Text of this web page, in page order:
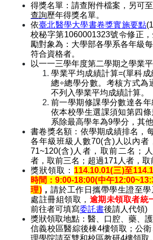
得獎名單：請查附件檔案，另可至
查詢歷年得獎名單。
依臺北醫學大學書卷獎實施要點
校秘字第1060001323號令修正
勵對象為：大學部各學系各年級
符合資格者。
以一一三學年度第二學期之學業平
學業平均成績計算=(單科
總÷總學分數。考核方式為
不列入學業平均成績計算。
前一學期修課學分數達各年
依本校學生選課須知第四
系除最高學年為9學分，其
書卷獎名額：依學期成績排名，
各年級班級人數70(含)人以內者
71~120(含)人者，取前二名；
者，取前三名；超過171人者，取
獎狀領取： 114.10.01(三)至
時間：9:00-18:00(中午
理)， 請於工作日攜帶學生證至
處註冊組領取， 逾期未領取者統
前往者可填寫委託書後請人代領)
獎狀領取地點：醫、口腔、藥、
信義校區醫綜後棟4樓領取；公